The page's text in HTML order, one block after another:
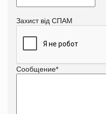
Захист від СПАМ
Сообщение*